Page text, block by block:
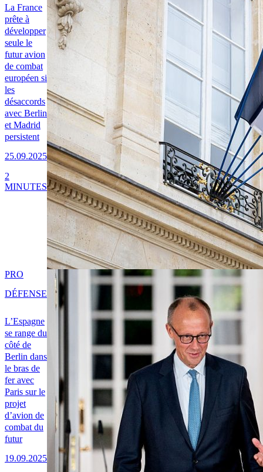
La France
prête à
développer
seule le
futur avion
de combat
européen si
les
désaccords
avec Berlin
et Madrid
persistent
25.09.2025
2
MINUTES
L’Espagne
se range du
côté de
Berlin dans
le bras de
fer avec
Paris sur le
projet
d’avion de
combat du
futur
19.09.2025
PRO
DÉFENSE